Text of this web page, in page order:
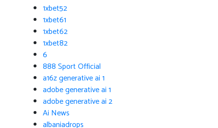
1xbet52
1xbet61
1xbet62
1xbet82
6
888 Sport Official
a16z generative ai 1
adobe generative ai 1
adobe generative ai 2
Ai News
albaniadrops